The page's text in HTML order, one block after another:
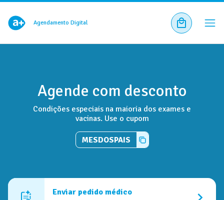
Agendamento Digital
Agende com desconto
Condições especiais na maioria dos exames e
vacinas. Use o cupom
MESDOSPAIS
Enviar pedido médico